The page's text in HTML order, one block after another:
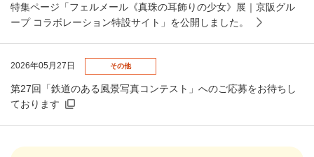
特集ページ「フェルメール《真珠の耳飾りの少女》展｜京阪グル
ープ コラボレーション特設サイト」を公開しました。
2026年05月27日 その他
第27回「鉄道のある風景写真コンテスト」へのご応募をお待ちし
ております